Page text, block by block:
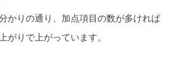
かりの通り、加点項目の数が多ければ
がりで上がっています。